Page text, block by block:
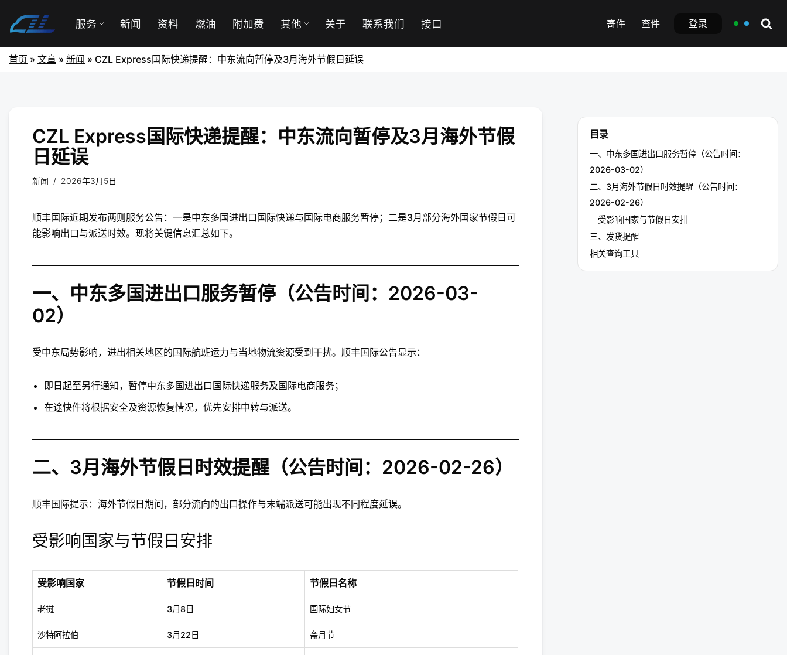
服务 新闻 资料 燃油 附加费 其他 关于 联系我们 接口 寄件 查件 登录
首页 » 文章 » 新闻 » CZL Express国际快递提醒：中东流向暂停及3月海外节假日延误
CZL Express国际快递提醒：中东流向暂停及3月海外节假
日延误
新闻 2026年3月5日
顺丰国际近期发布两则服务公告：一是中东多国进出口国际快递与国际电商服务暂停；二是3月部分海外国家节假日可
能影响出口与派送时效。现将关键信息汇总如下。
一、中东多国进出口服务暂停（公告时间：2026-03-
02）
受中东局势影响，进出相关地区的国际航班运力与当地物流资源受到干扰。顺丰国际公告显示：
即日起至另行通知，暂停中东多国进出口国际快递服务及国际电商服务；
在途快件将根据安全及资源恢复情况，优先安排中转与派送。
二、3月海外节假日时效提醒（公告时间：2026-02-26）
顺丰国际提示：海外节假日期间，部分流向的出口操作与末端派送可能出现不同程度延误。
受影响国家与节假日安排
受影响国家 节假日时间 节假日名称
老挝 3月8日 国际妇女节
沙特阿拉伯 3月22日 斋月节
目录
一、中东多国进出口服务暂停（公告时间：
2026-03-02）
二、3月海外节假日时效提醒（公告时间：
2026-02-26）
受影响国家与节假日安排
三、发货提醒
相关查询工具